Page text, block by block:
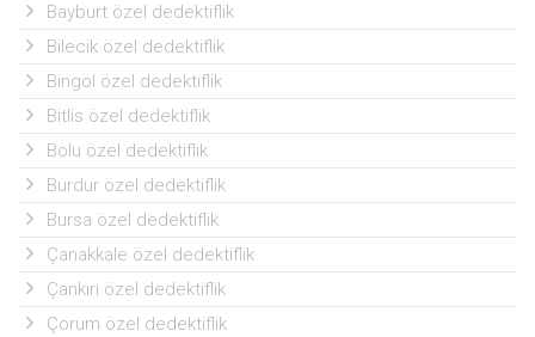
Bayburt özel dedektiflik
Bilecik özel dedektiflik
Bingöl özel dedektiflik
Bitlis özel dedektiflik
Bolu özel dedektiflik
Burdur özel dedektiflik
Bursa özel dedektiflik
Çanakkale özel dedektiflik
Çankırı özel dedektiflik
Çorum özel dedektiflik